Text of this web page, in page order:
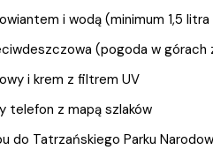
i wodą (minimum 1,5
(pogoda w górach
i krem z filtrem UV
telefon z mapą szlaków
do Tatrzańskiego Parku